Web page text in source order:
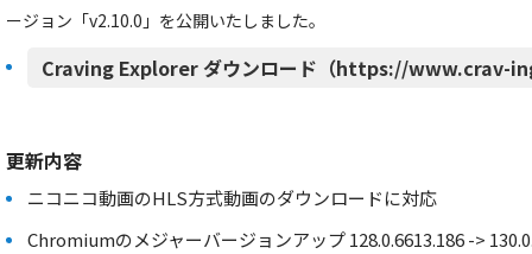
ージョン「v2.10.0」を公開いたしました。
Craving Explorer ダウンロード（https://www.crav-
更新内容
ニコニコ動画のHLS方式動画のダウンロードに対応
Chromiumのメジャーバージョンアップ 128.0.6613.186 ->